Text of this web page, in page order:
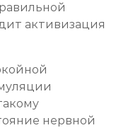
активизация
нервной